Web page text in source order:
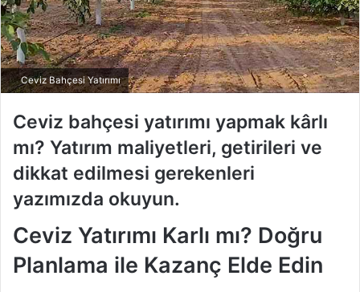
Ceviz Bahçesi Yatırımı
Ceviz bahçesi yatırımı yapmak kârlı
mı? Yatırım maliyetleri, getirileri ve
dikkat edilmesi gerekenleri
yazımızda okuyun.
Ceviz Yatırımı Karlı mı? Doğru
Planlama ile Kazanç Elde Edin